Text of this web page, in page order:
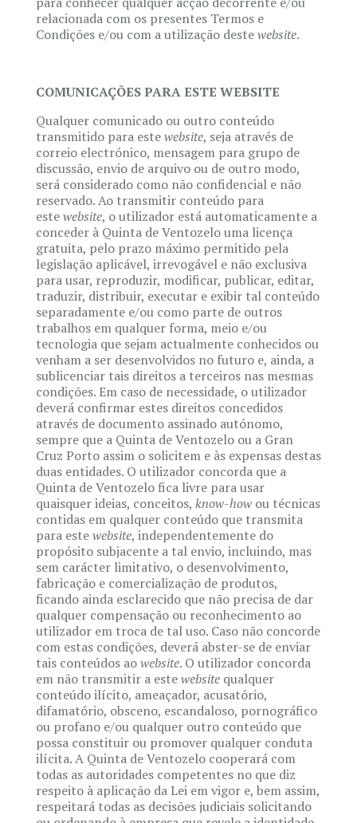
relacionada com os presentes Termos e
Condições e/ou com a utilização destewebsite.
COMUNICAÇÕES PARA ESTE WEBSITE
Qualquer comunicado ou outro conteúdo
transmitido para estewebsite, seja através de
correio electrónico, mensagem para grupo de
discussão, envio de arquivo ou de outro modo,
será considerado como não confidencial e não
reservado. Ao transmitir conteúdo para
estewebsite, o utilizador está automaticamente a
conceder à Quinta de Ventozelo uma licença
gratuita, pelo prazo máximo permitido pela
legislação aplicável, irrevogável e não exclusiva
para usar, reproduzir, modificar, publicar, editar,
traduzir, distribuir, executar e exibir tal conteúdo
separadamente e/ou como parte de outros
trabalhos em qualquer forma, meio e/ou
tecnologia que sejam actualmente conhecidos ou
venham a ser desenvolvidos no futuro e, ainda, a
sublicenciar tais direitos a terceiros nas mesmas
condições. Em caso de necessidade, o utilizador
deverá confirmar estes direitos concedidos
através de documento assinado autónomo,
sempre que a Quinta de Ventozelo ou a Gran
Cruz Porto assim o solicitem e às expensas destas
duas entidades. O utilizador concorda que a
Quinta de Ventozelo fica livre para usar
quaisquer ideias, conceitos, know-howou técnicas
contidas em qualquer conteúdo que transmita
para estewebsite, independentemente do
propósito subjacente a tal envio, incluindo, mas
sem carácter limitativo, o desenvolvimento,
fabricação e comercialização de produtos,
ficando ainda esclarecido que não precisa de dar
qualquer compensação ou reconhecimento ao
utilizador em troca de tal uso. Caso não concorde
com estas condições, deverá abster-se de enviar
tais conteúdos aowebsite. O utilizador concorda
em não transmitir a estewebsitequalquer
conteúdo ilícito, ameaçador, acusatório,
difamatório, obsceno, escandaloso, pornográfico
ou profano e/ou qualquer outro conteúdo que
possa constituir ou promover qualquer conduta
ilícita. A Quinta de Ventozelo cooperará com
todas as autoridades competentes no que diz
respeito à aplicação da Lei em vigor e, bem assim,
respeitará todas as decisões judiciais solicitando